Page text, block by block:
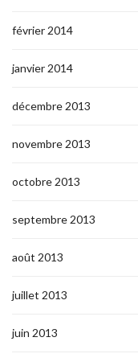
février 2014
janvier 2014
décembre 2013
novembre 2013
octobre 2013
septembre 2013
août 2013
juillet 2013
juin 2013